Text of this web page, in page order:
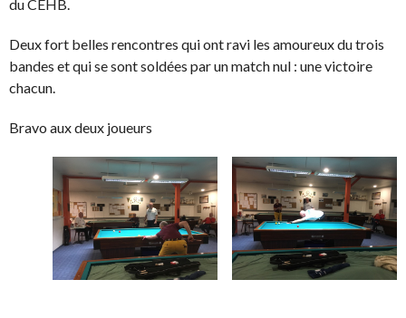
du CEHB.
Deux fort belles rencontres qui ont ravi les amoureux du trois
bandes et qui se sont soldées par un match nul : une victoire
chacun.
Bravo aux deux joueurs